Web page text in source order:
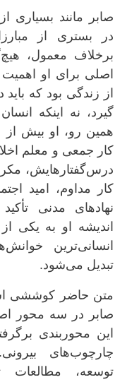
صابر مانند بسیاری از
در بستری از
برخلاف معمول،
اصلی برای او اهمیت
از زندگی بود که باید
گیرد، نه اینکه
همین رو، او بیش از
کار جمعی و معلم اخلاق
درس‌گفتارهایش،
کار مداوم، امید
نهادهای مدنی تأکید
اندیشه او به یکی از
انسانی‌ترین
تبدیل می‌شود.
متن حاضر کوششی است
صابر در سه محور
این محوربندی
چارچوب‌های
توسعه، مطالعات